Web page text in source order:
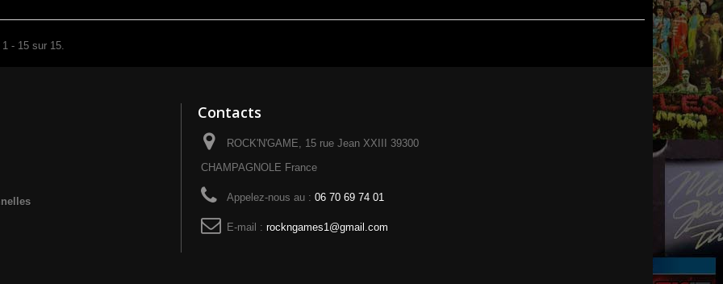
- 15 sur 15.
Contacts
ROCK'N'GAME, 15 rue Jean XXIII 39300
CHAMPAGNOLE France
Appelez-nous au : 06 70 69 74 01
E-mail : rockngames1@gmail.com